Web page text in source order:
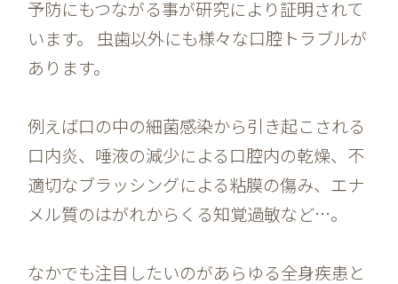
予防にもつながる事が研究により証明されて
います。 虫歯以外にも様々な口腔トラブルが
あります。
例えば口の中の細菌感染から引き起こされる
口内炎、唾液の減少による口腔内の乾燥、不
適切なブラッシングによる粘膜の傷み、エナ
メル質のはがれからくる知覚過敏など…。
なかでも注目したいのがあらゆる全身疾患と